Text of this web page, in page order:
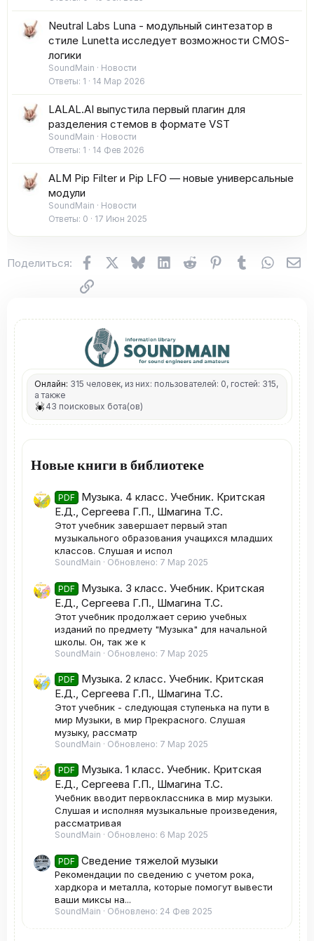
Neutral Labs Luna - модульный синтезатор в
стиле Lunetta исследует возможности CMOS-
логики
SoundMain
Новости
Ответы 1 14 Мар 2026
LALAL.AI выпустила первый плагин для
разделения стемов в формате VST
SoundMain
Новости
Ответы 1 14 Фев 2026
ALM Pip Filter и Pip LFO — новые универсальные
модули
SoundMain
Новости
Ответы 0 17 Июн 2025
Поделиться: FacebookX (Twitter)
BlueskyLinkedInReddit Pinterest
Tumblr
Ссылка
Онлайн: 315 человек, из них: пользователей: 0, гостей: 315,
а также
43 поисковых бота(ов)
Новые книги в библиотеке
PDF
Музыка. 4 класс. Учебник. Критская
Е.Д., Сергеева Г.П., Шмагина Т.С.
Этот учебник завершает первый этап
музыкального образования учащихся младших
классов. Слушая и испол
SoundMain Обновлено: 7 Мар 2025
PDF
Музыка. 3 класс. Учебник. Критская
Е.Д., Сергеева Г.П., Шмагина Т.С.
Этот учебник продолжает серию учебных
изданий по предмету "Музыка" для начальной
школы. Он, так же к
SoundMain Обновлено: 7 Мар 2025
PDF
Музыка. 2 класс. Учебник. Критская
Е.Д., Сергеева Г.П., Шмагина Т.С.
Этот учебник - следующая ступенька на пути в
мир Музыки, в мир Прекрасного. Слушая
музыку, рассматр
SoundMain Обновлено: 7 Мар 2025
PDF
Музыка. 1 класс. Учебник. Критская
Е.Д., Сергеева Г.П., Шмагина Т.С.
Учебник вводит первоклассника в мир музыки.
Слушая и исполняя музыкальные произведения,
рассматривая
SoundMain Обновлено: 6 Мар 2025
PDF Сведение тяжелой музыки
Рекомендации по сведению с учетом рока,
хардкора и металла, которые помогут вывести
ваши миксы на...
SoundMain Обновлено: 24 Фев 2025